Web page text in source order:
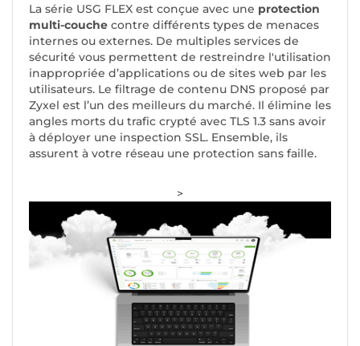
La série USG FLEX est conçue avec une protection
multi-couche contre différents types de menaces
internes ou externes. De multiples services de
sécurité vous permettent de restreindre l'utilisation
inappropriée d’applications ou de sites web par les
utilisateurs. Le filtrage de contenu DNS proposé par
Zyxel est l’un des meilleurs du marché. Il élimine les
angles morts du trafic crypté avec TLS 1.3 sans avoir
à déployer une inspection SSL. Ensemble, ils
assurent à votre réseau une protection sans faille.
>